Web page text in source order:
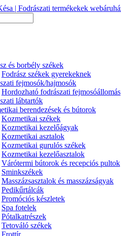
és borbély székek
Fodrász székek gyerekeknek
fejmosók/hajmosók
Hordozható fodrászati fejmosóállomás
lábtartók
berendezések és bútorok
Kozmetikai székek
Kozmetikai kezelőágyak
Kozmetikai asztalok
Kozmetikai gurulós székek
Kozmetikai kezelőasztalok
Várótermi bútorok és recepciós pultok
Sminkszékek
Masszázsasztalok és masszázságyak
Pedikűrtálcák
Promóciós készletek
Spa fotelek
Pótalkatrészek
Tetováló székek
Frottír